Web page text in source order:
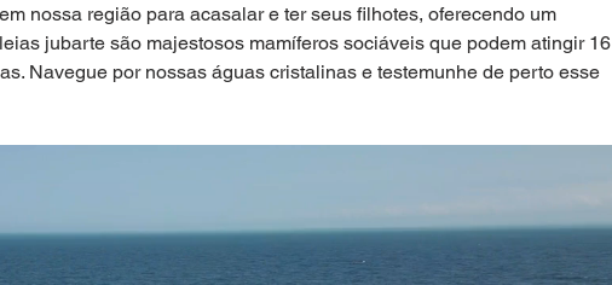
nossa região para acasalar e ter seus filhotes, oferecendo um
jubarte são majestosos mamíferos sociáveis que podem atingir 16
Navegue por nossas águas cristalinas e testemunhe de perto esse